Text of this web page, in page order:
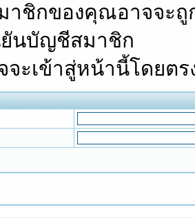
ชิกของคุณอาจจะถู
นบัญชีสมาชิก
ะเข้าสู่หน้านี้โดยต